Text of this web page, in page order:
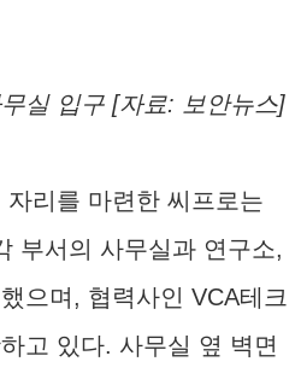
실 입구 [자료: 보안뉴스]
리를 마련한 씨프로는
부서의 사무실과 연구소,
으며, 협력사인 VCA테크
고 있다. 사무실 옆 벽면